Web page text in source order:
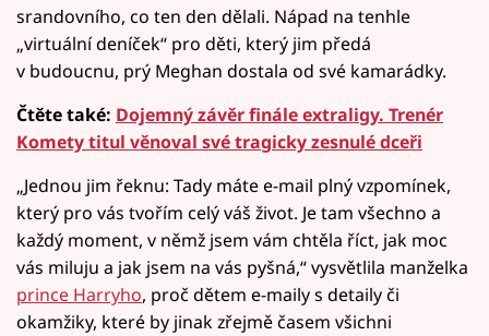
srandovního, co ten den dělali. Nápad na tenhle
„virtuální deníček“ pro děti, který jim předá
v budoucnu, prý Meghan dostala od své kamarádky.
Čtěte také: Dojemný závěr finále extraligy. Trenér
Komety titul věnoval své tragicky zesnulé dceři
„Jednou jim řeknu: Tady máte e-mail plný vzpomínek,
který pro vás tvořím celý váš život. Je tam všechno a
každý moment, v němž jsem vám chtěla říct, jak moc
vás miluju a jak jsem na vás pyšná,“ vysvětlila manželka
prince Harryho, proč dětem e-maily s detaily či
okamžiky, které by jinak zřejmě časem všichni